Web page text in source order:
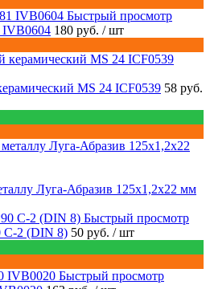
Быстрый просмотр
IVB0604 180 руб. / шт
MS 24 ICF0539 58 руб.
Луга-Абразив 125x1,2x22 мм
Быстрый просмотр
С-2 (DIN 8) 50 руб. / шт
Быстрый просмотр